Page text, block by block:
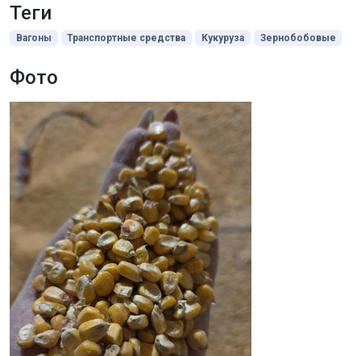
Теги
Вагоны Транспортные средства Кукуруза Зернобобовые
Фото